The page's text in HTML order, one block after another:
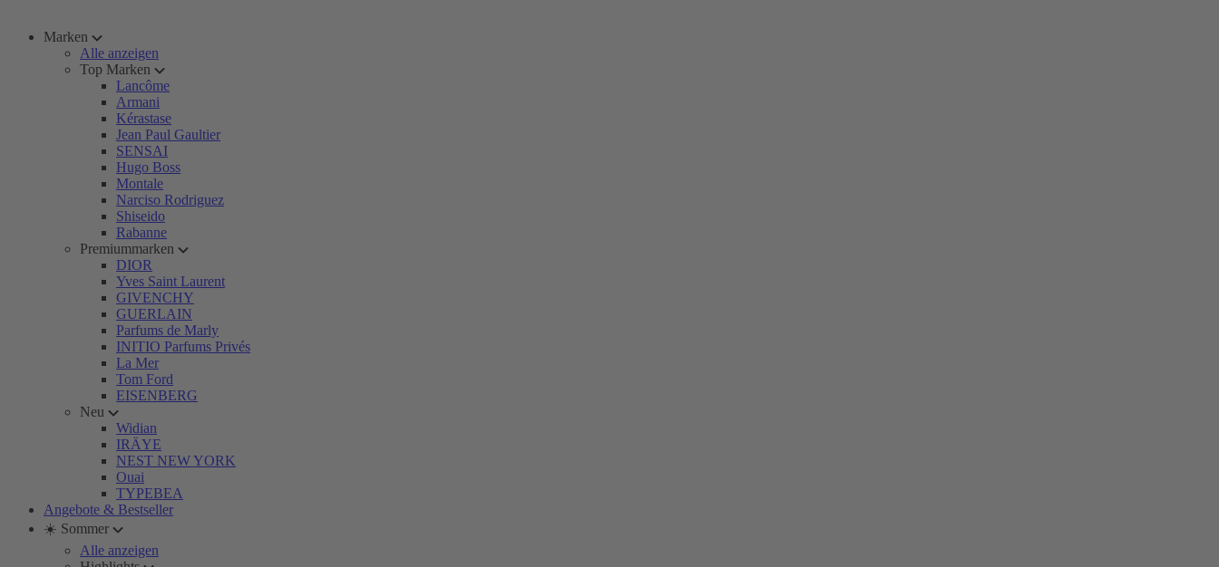
Marken
Alle anzeigen
Top Marken
Lancôme
Armani
Kérastase
Jean Paul Gaultier
SENSAI
Hugo Boss
Montale
Narciso Rodriguez
Shiseido
Rabanne
Premiummarken
DIOR
Yves Saint Laurent
GIVENCHY
GUERLAIN
Parfums de Marly
INITIO Parfums Privés
La Mer
Tom Ford
EISENBERG
Neu
Widian
IRÄYE
NEST NEW YORK
Ouai
TYPEBEA
Angebote & Bestseller
☀️ Sommer
Alle anzeigen